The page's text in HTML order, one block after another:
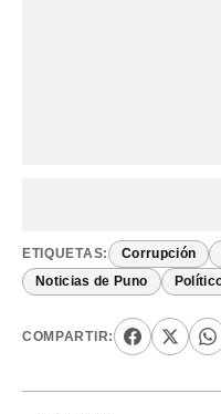
ETIQUETAS: Corrupción
Noticias de Puno
COMPARTIR: